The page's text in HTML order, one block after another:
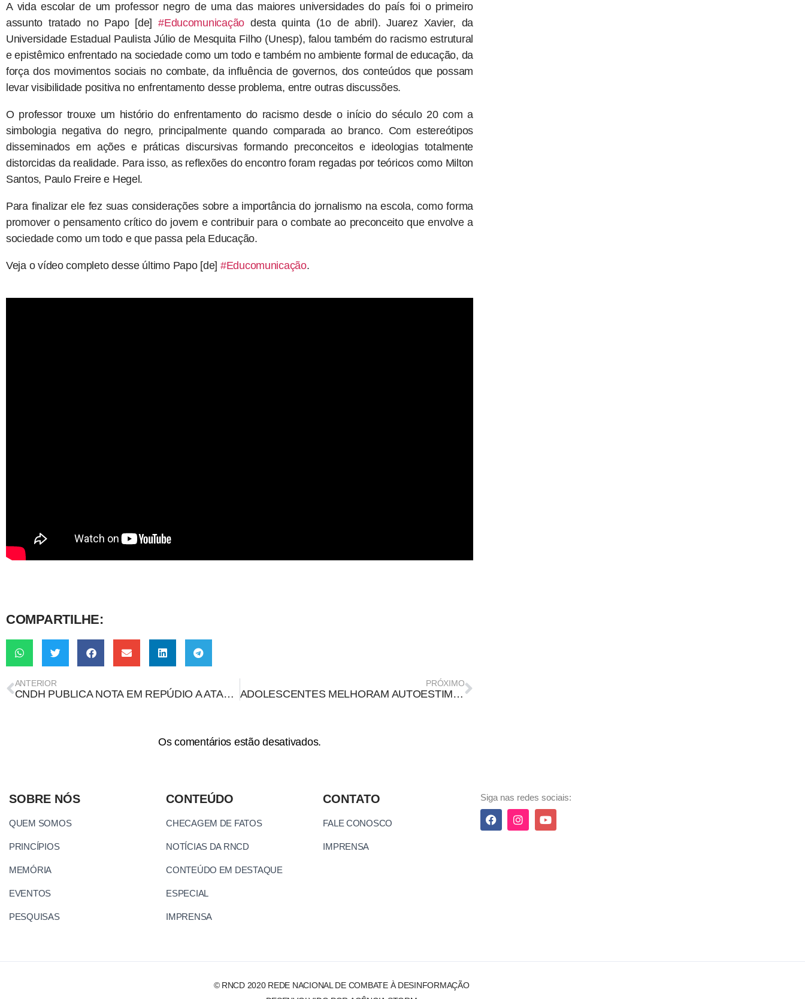
A vida escolar de um professor negro de uma das maiores universidades do país foi o primeiro
assunto tratado no Papo [de]#Educomunicação desta quinta (1o de abril). Juarez Xavier, da
Universidade Estadual Paulista Júlio de Mesquita Filho (Unesp), falou também do racismo estrutural
e epistêmico enfrentado na sociedade como um todo e também no ambiente formal de educação, da
força dos movimentos sociais no combate, da influência de governos, dos conteúdos que possam
levar visibilidade positiva no enfrentamento desse problema, entre outras discussões.
O professor trouxe um histório do enfrentamento do racismo desde o início do século 20 com a
simbologia negativa do negro, principalmente quando comparada ao branco. Com estereótipos
disseminados em ações e práticas discursivas formando preconceitos e ideologias totalmente
distorcidas da realidade. Para isso, as reflexões do encontro foram regadas por teóricos como Milton
Santos, Paulo Freire e Hegel.
Para finalizar ele fez suas considerações sobre a importância do jornalismo na escola, como forma
promover o pensamento crítico do jovem e contribuir para o combate ao preconceito que envolve a
sociedade como um todo e que passa pela Educação.
Veja o vídeo completo desse último Papo [de] #Educomunicação.
COMPARTILHE:
ANTERIOR
CNDH PUBLICA NOTA EM REPÚDIO A ATAQUES À LIBERDADE DE EXPRESSÃO POR MEIO DA INDEVIDA APLICAÇÃO DA LEI DE SEGURANÇA NACIONAL
PRÓXIMO
ADOLESCENTES MELHORAM AUTOESTIMA EM EXPERIMENTO DE PESQUISADORES
Os comentários estão desativados.
SOBRE NÓS
QUEM SOMOS
PRINCÍPIOS
MEMÓRIA
EVENTOS
PESQUISAS
CONTEÚDO
CHECAGEM DE FATOS
NOTÍCIAS DA RNCD
CONTEÚDO EM DESTAQUE
ESPECIAL
IMPRENSA
CONTATO
FALE CONOSCO
IMPRENSA
Siga nas redes sociais:
© RNCD 2020 REDE NACIONAL DE COMBATE À DESINFORMAÇÃO